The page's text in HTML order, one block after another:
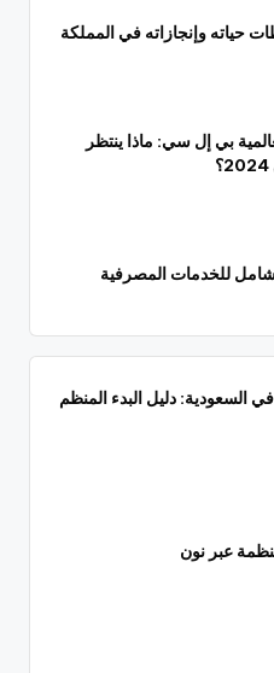
حياته وإنجازاته في المملكة
بي إل سي: ماذا ينتظر
للخدمات المصرفية
السعودية: دليل البدء المنظم
عبر نون